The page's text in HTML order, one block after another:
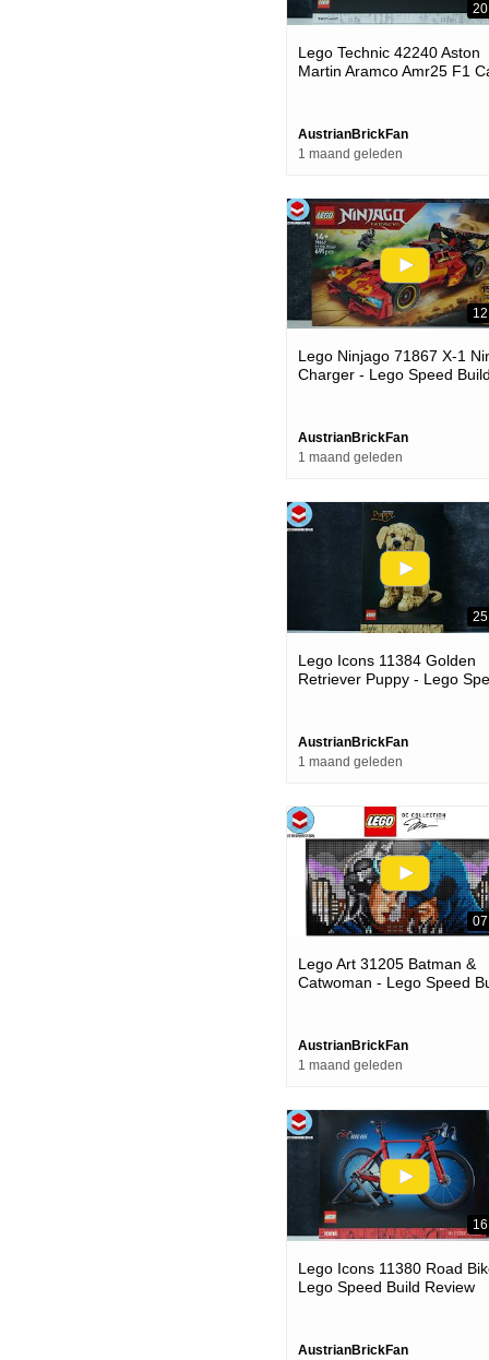
Lego Technic 42240 Aston
Martin Aramco Amr25 F1
AustrianBrickFan
1 maand geleden
Lego Ninjago 71867 X-1
Charger - Lego Speed
AustrianBrickFan
1 maand geleden
Lego Icons 11384 Golden
Retriever Puppy - Lego
AustrianBrickFan
1 maand geleden
Lego Art 31205 Batman &
Catwoman - Lego Speed
AustrianBrickFan
1 maand geleden
Lego Icons 11380 Road
Lego Speed Build Review
AustrianBrickFan